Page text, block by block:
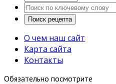
О чем наш сайт
Карта сайта
Контакты
Обязательно посмотрите